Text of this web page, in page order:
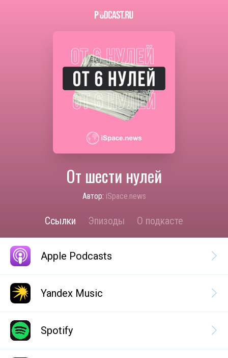
От шести нулей
Автор: iSpace.news
Ссылки Эпизоды О подкасте
Apple Podcasts
Yandex Music
Spotify